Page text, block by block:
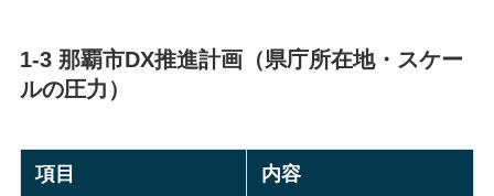
1-3 那覇市DX推進計画（県庁所在地・スケー
ルの圧力）
項目 内容